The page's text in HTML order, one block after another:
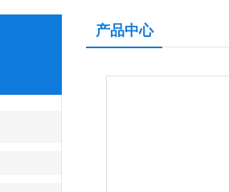
产品中心